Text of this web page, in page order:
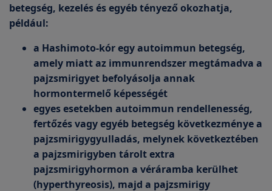
betegség, kezelés és egyéb tényező okozhatja,
például:
a Hashimoto-kór egy autoimmun betegség,
amely miatt az immunrendszer megtámadva a
pajzsmirigyet befolyásolja annak
hormontermelő képességét
egyes esetekben autoimmun rendellenesség,
fertőzés vagy egyéb betegség következménye a
pajzsmirigygyulladás, melynek következtében
a pajzsmirigyben tárolt extra
pajzsmirigyhormon a véráramba kerülhet
(hyperthyreosis), majd a pajzsmirigy